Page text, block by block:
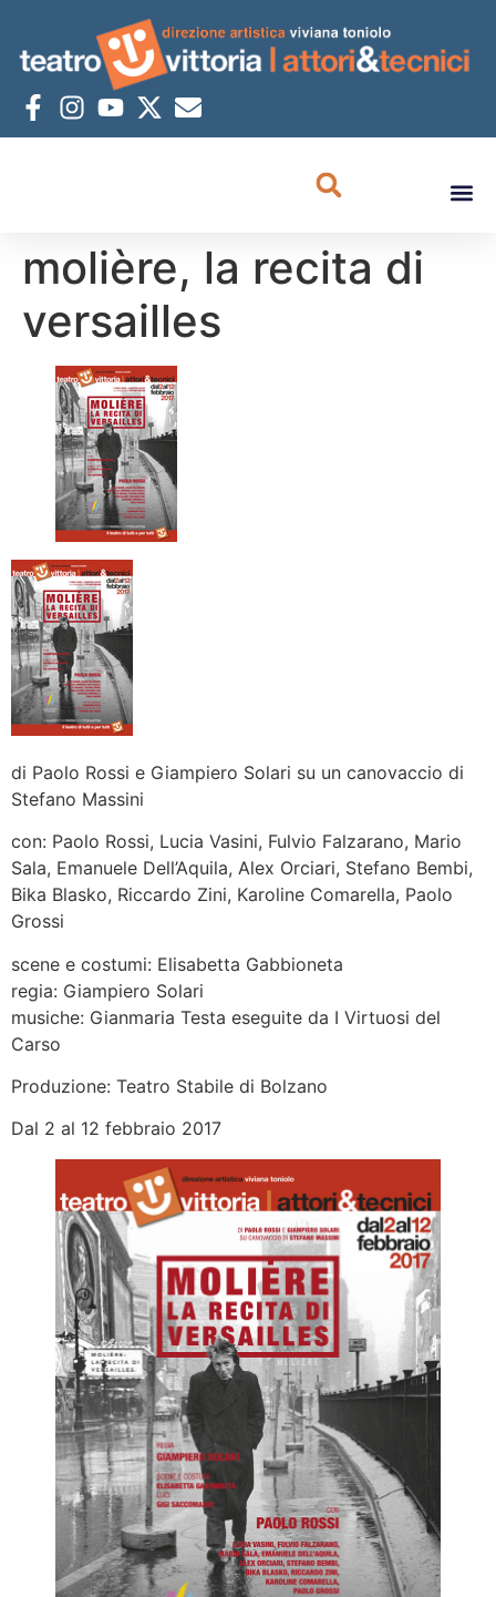
molière, la recita di
versailles
di Paolo Rossi e Giampiero Solari su un canovaccio di
Stefano Massini
con: Paolo Rossi, Lucia Vasini, Fulvio Falzarano, Mario
Sala, Emanuele Dell’Aquila, Alex Orciari, Stefano Bembi,
Bika Blasko, Riccardo Zini, Karoline Comarella, Paolo
Grossi
scene e costumi: Elisabetta Gabbioneta
regia: Giampiero Solari
musiche: Gianmaria Testa eseguite da I Virtuosi del
Carso
Produzione: Teatro Stabile di Bolzano
Dal 2 al 12 febbraio 2017